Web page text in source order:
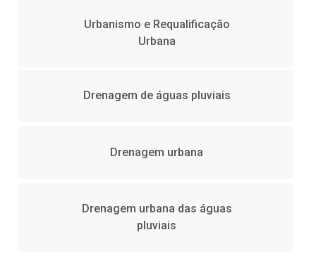
Urbanismo e Requalificação
Urbana
Drenagem de águas pluviais
Drenagem urbana
Drenagem urbana das águas
pluviais